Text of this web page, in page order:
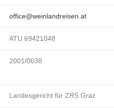
office@weinlandreisen.at
ATU 69421048
2001/0038
Landesgericht für ZRS Graz